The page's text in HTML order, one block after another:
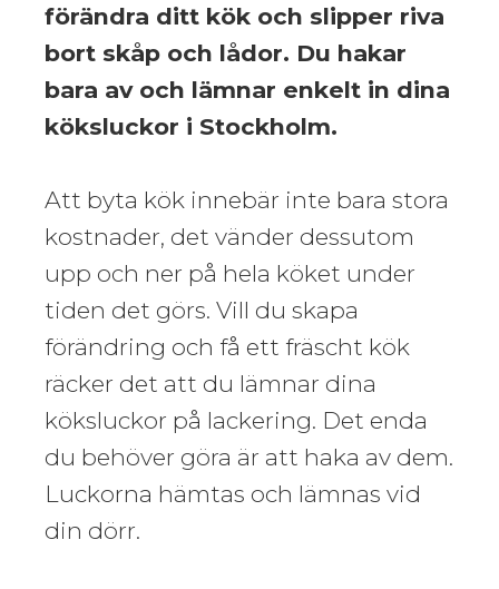
förändra ditt kök och slipper riva
bort skåp och lådor. Du hakar
bara av och lämnar enkelt in dina
köksluckor i Stockholm.
Att byta kök innebär inte bara stora
kostnader, det vänder dessutom
upp och ner på hela köket under
tiden det görs. Vill du skapa
förändring och få ett fräscht kök
räcker det att du lämnar dina
köksluckor på lackering. Det enda
du behöver göra är att haka av dem.
Luckorna hämtas och lämnas vid
din dörr.